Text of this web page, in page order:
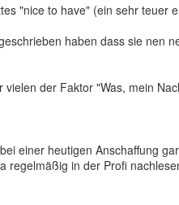
"nice to have" (ein sehr teuer
haben dass sie nen
der Faktor "Was, mein
einer heutigen Anschaffung
regelmäßig in der Profi